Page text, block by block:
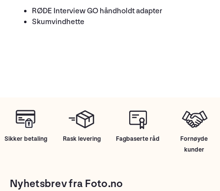
RØDE Interview GO håndholdt adapter
Skumvindhette
Sikker betaling Rask levering Fagbaserte råd
Fornøyde
kunder
Nyhetsbrev fra Foto.no